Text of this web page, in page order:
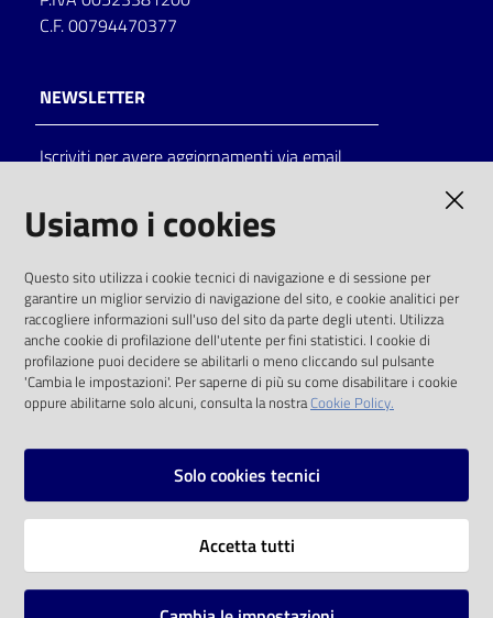
Catalogo
Eventi
Chiedi al
bibliotecario
Avvisi
C.F. 00794470377
NEWSLETTER
Iscriviti per avere aggiornamenti via email
solo alle condizioni previste dalla direttiva
comunitaria 2003/98/CE e dal d.lgs. 36/2006
SOCIAL
Instagram
Vai alla pagina
Usiamo i cookies
Questo sito utilizza i cookie tecnici di navigazione e di sessione per
garantire un miglior servizio di navigazione del sito, e cookie analitici per
raccogliere informazioni sull'uso del sito da parte degli utenti. Utilizza
anche cookie di profilazione dell'utente per fini statistici. I cookie di
profilazione puoi decidere se abilitarli o meno cliccando sul pulsante
'Cambia le impostazioni'. Per saperne di più su come disabilitare i cookie
oppure abilitarne solo alcuni, consulta la nostraCookie Policy.
Solo cookies tecnici
Accetta tutti